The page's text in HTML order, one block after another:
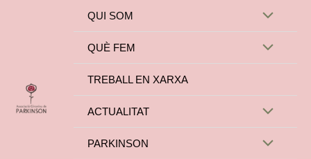
QUI SOM Alternar
menú
QUÈ FEM Alternar
TREBALL EN XARXA
ACTUALITAT Alternar
menú
PARKINSON Alternar